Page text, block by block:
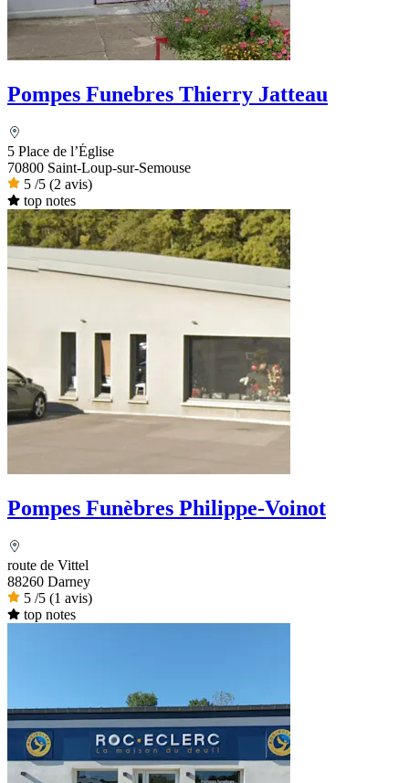
Pompes Funebres Thierry Jatteau
5 Place de l’Église
70800 Saint-Loup-sur-Semouse
5 /5 (2 avis)
top notes
Pompes Funèbres Philippe-Voinot
route de Vittel
88260 Darney
5 /5 (1 avis)
top notes